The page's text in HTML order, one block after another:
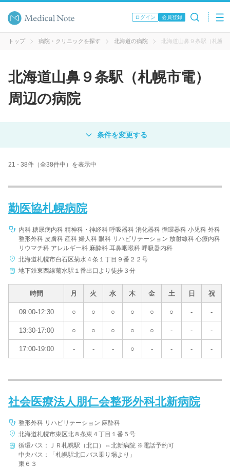
ログイン 会員登録
トップ 病院・クリニックを探す 北海道の病院 北海道山鼻９条駅（札幌
北海道山鼻９条駅（札幌市電）
周辺の病院
病院 クリニック
病名 / 診療科目
病院名
条件を変更する
21 - 38件（全38件中）を表示中
勤医協札幌病院
内科 糖尿病内科 精神科・神経科 呼吸器科 消化器科 循環器科 小児科 外科
整形外科 皮膚科 産科 婦人科 眼科 リハビリテーション 放射線科 心療内科
リウマチ科 アレルギー科 麻酔科 耳鼻咽喉科 呼吸器内科
北海道札幌市白石区菊水４条１丁目９番２２号
地下鉄東西線菊水駅１番出口より徒歩３分
時間 月 火 水 木 金 土 日 祝
09:00-12:30 ○ ○ ○ ○ ○ ○ - -
13:30-17:00 ○ ○ ○ ○ ○ - - -
17:00-19:00 - - - ○ - - - -
社会医療法人朋仁会整形外科北新病院
整形外科 リハビリテーション 麻酔科
北海道札幌市東区北８条東４丁目１番５号
循環バス：ＪＲ札幌駅（北口）⇔北新病院 ※電話予約可
中央バス：「札幌駅北口バス乗り場より」
東６３